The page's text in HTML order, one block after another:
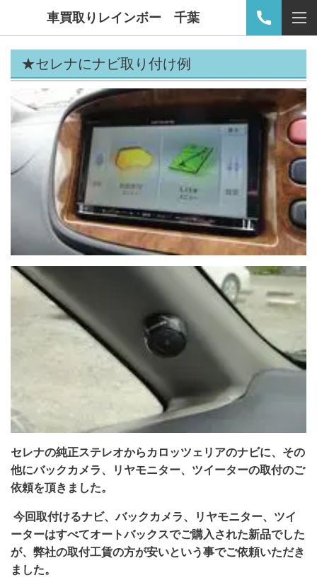
車買取りレインボー 千葉
★セレナにナビ取り付け例
セレナの純正ステレオからカロッツェリアのナビに、その
他にバックカメラ、リヤモニター、ツイーターの取付のご
依頼を頂きました。
今回取付けるナビ、バックカメラ、リヤモニター、ツイ
ーターはすべてオートバックスでご購入された新品でした
が、弊社の取付工賃の方が安いという事でご依頼いただき
ました。